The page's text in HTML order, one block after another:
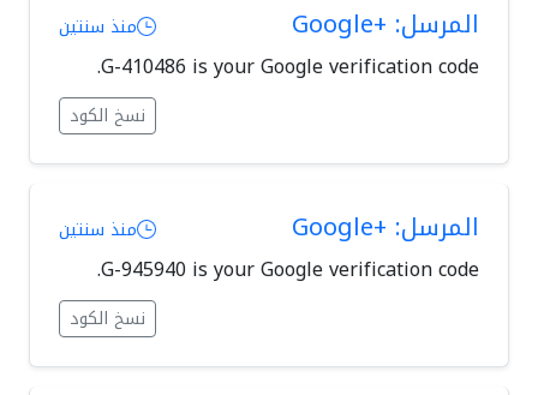
المرسل: +Google منذ سنتين
G-410486 is your Google verification code.
نسخ الكود
المرسل: +Google منذ سنتين
G-945940 is your Google verification code.
نسخ الكود